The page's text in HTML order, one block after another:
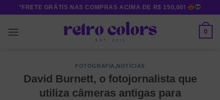
content
*FRETE GRÁTIS NAS COMPRAS ACIMA DE R$ 150,00!
0
FOTOGRAFIA ,NOTÍCIAS
David Burnett, o fotojornalista que
utiliza câmeras antigas para